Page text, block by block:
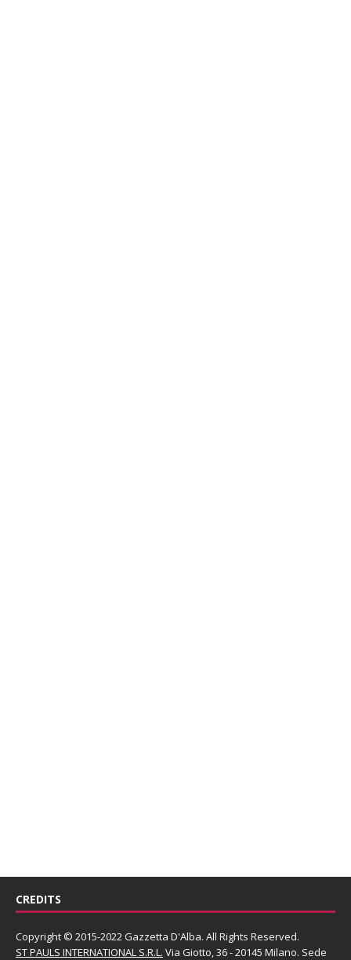
CREDITS
Copyright © 2015-2022 Gazzetta D'Alba. All Rights Reserved.
ST PAULS INTERNATIONAL S.R.L. Via Giotto, 36 - 20145 Milano. Sede